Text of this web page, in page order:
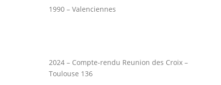
1990 – Valenciennes
2024 – Compte-rendu Reunion des Croix –
Toulouse 136